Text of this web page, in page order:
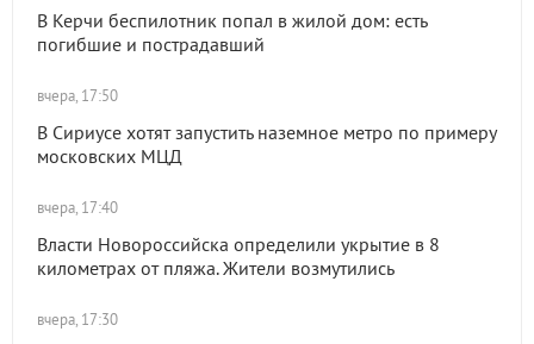
В Керчи беспилотник попал в жилой дом: есть
погибшие и пострадавший
вчера, 17:50
В Сириусе хотят запустить наземное метро по примеру
московских МЦД
вчера, 17:40
Власти Новороссийска определили укрытие в 8
километрах от пляжа. Жители возмутились
вчера, 17:30